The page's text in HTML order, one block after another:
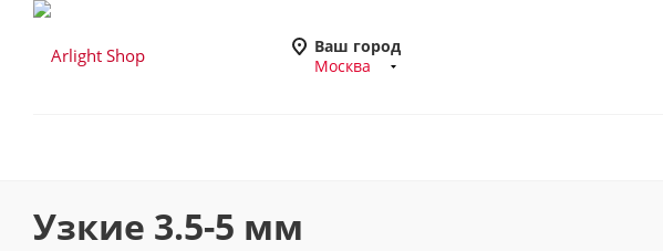
Ваш город
Москва
Узкие 3.5-5 мм